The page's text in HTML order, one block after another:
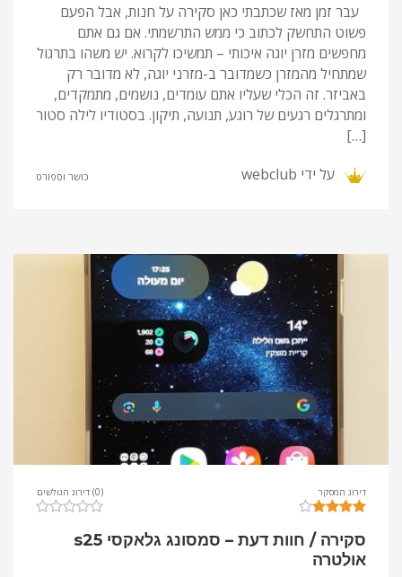
עבר זמן מאז שכתבתי כאן סקירה על חנות, אבל הפעם
פשוט התחשק לכתוב כי ממש התרשמתי. אם גם אתם
מחפשים מזרן יוגה איכותי – תמשיכו לקרוא. יש משהו בתרגול
שמתחיל מהמזרן כשמדובר ב-מזרני יוגה, לא מדובר רק
באביזר. זה הכלי שעליו אתם עומדים, נושמים, מתמקדים,
ומתרגלים רגעים של רוגע, תנועה, תיקון. בסטודיו לילה סטור
[…]
על ידי webclub כושר וספורט
דירוג המסקר (0) דירוג הגולשים
סקירה / חוות דעת – סמסונג גלאקסי s25
אולטרה